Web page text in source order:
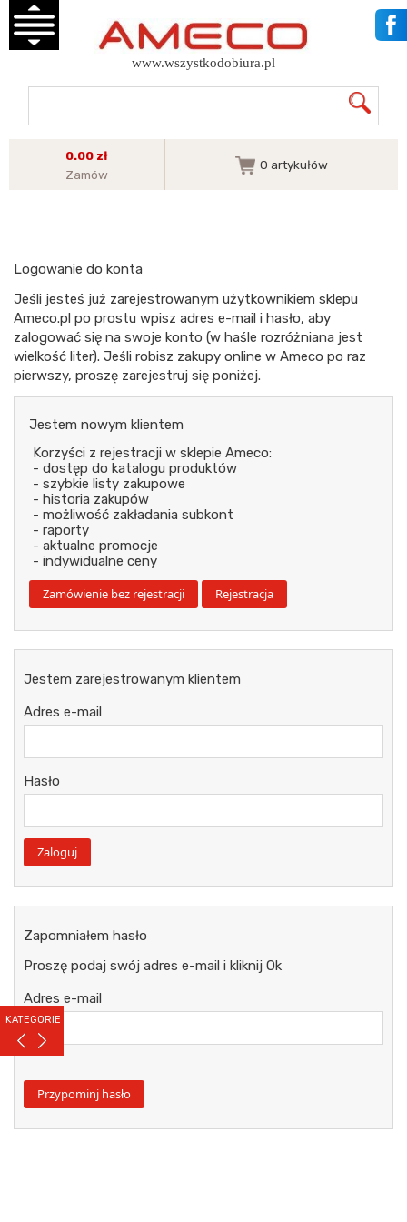
KATEGORIE
www.wszystkodobiura.pl
0.00 zł
Zamów
0 artykułów
Logowanie do konta
Jeśli jesteś już zarejestrowanym użytkownikiem sklepu
Ameco.pl po prostu wpisz adres e-mail i hasło, aby
zalogować się na swoje konto (w haśle rozróżniana jest
wielkość liter). Jeśli robisz zakupy online w Ameco po raz
pierwszy, proszę zarejestruj się poniżej.
Jestem nowym klientem
Korzyści z rejestracji w sklepie Ameco:
- dostęp do katalogu produktów
- szybkie listy zakupowe
- historia zakupów
- możliwość zakładania subkont
- raporty
- aktualne promocje
- indywidualne ceny
Jestem zarejestrowanym klientem
Adres e-mail
Hasło
Zapomniałem hasło
Proszę podaj swój adres e-mail i kliknij Ok
Adres e-mail